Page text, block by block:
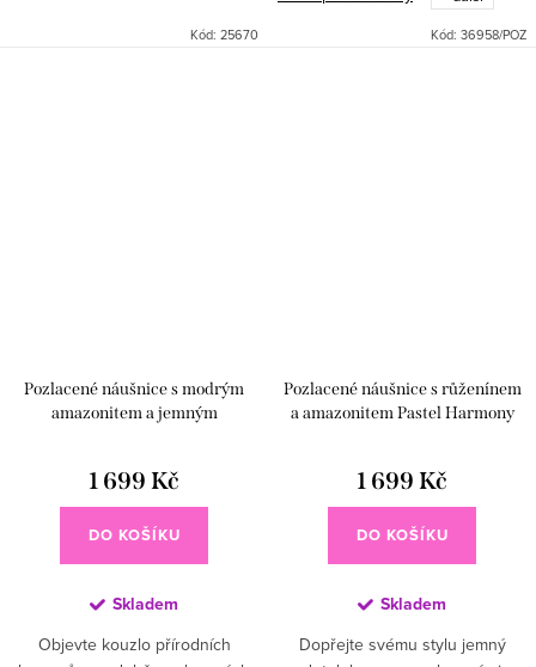
jedinečné, výrazné a...
Kód: 25670
pozlacenými kruhovými
náušnicemi zdobenými
Kód: 36958/POZ
Pozlacené náušnice s modrým
amazonitem a jemným
1 699 Kč
DO KOŠÍKU
Skladem
Objevte kouzlo přírodních
Pozlacené náušnice s růženínem
a amazonitem Pastel Harmony
1 699 Kč
DO KOŠÍKU
Skladem
Dopřejte svému stylu jemný